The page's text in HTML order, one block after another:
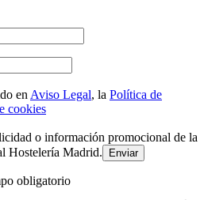
enAviso Legal, la Política de
cookies
o información promocional de la
Hostelería Madrid.
obligatorio